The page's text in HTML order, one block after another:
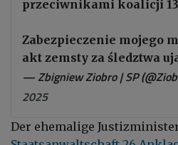
przeciwnikami koalicji
Zabezpieczenie mojego
akt zemsty za śledztwa
— Zbigniew Ziobro | SP
2025
Der ehemalige